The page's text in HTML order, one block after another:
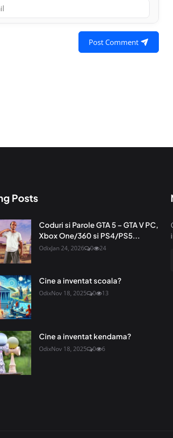
Post Comment
Posts
Coduri si Parole GTA 5 – GTA V PC,
Xbox One/360 si PS4/PS5...
OdixJan 24, 2026 0 24
Cine a inventat scoala?
OdixNov 18, 2025 0 13
Cine a inventat kendama?
OdixNov 18, 2025 0 6